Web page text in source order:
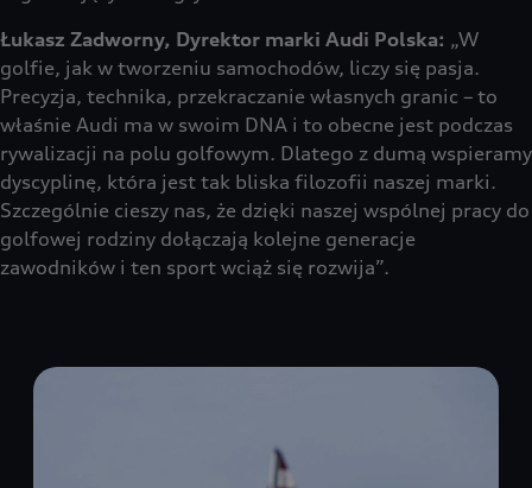
Łukasz Zadworny, Dyrektor marki Audi Polska: „W
golfie, jak w tworzeniu samochodów, liczy się pasja.
Precyzja, technika, przekraczanie własnych granic – to
właśnie Audi ma w swoim DNA i to obecne jest podczas
rywalizacji na polu golfowym. Dlatego z dumą wspieramy
dyscyplinę, która jest tak bliska filozofii naszej marki.
Szczególnie cieszy nas, że dzięki naszej wspólnej pracy do
golfowej rodziny dołączają kolejne generacje
zawodników i ten sport wciąż się rozwija”.